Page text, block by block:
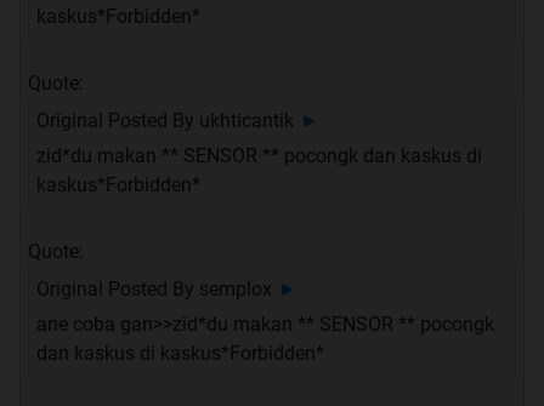
kaskus*Forbidden*
Quote:
Original Posted By ukhticantik ►
zid*du makan ** SENSOR ** pocongk dan kaskus di
kaskus*Forbidden*
Quote:
Original Posted By semplox ►
ane coba gan>>zid*du makan ** SENSOR ** pocongk
dan kaskus di kaskus*Forbidden*